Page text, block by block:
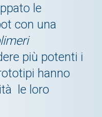
le
con una
più potenti i
hanno
le loro